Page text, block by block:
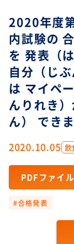
2020年度
内試験の
を 発表（
自分（じ
は マイペ
んりれき
ん） できま
2020.10.05 飲
PDFファイル
#合格発表